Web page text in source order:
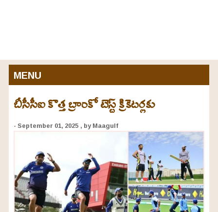
MENU
బీసీసీఐ కొత్త బ్రాంకో టెస్ట్ క్రికెటర్లకు
- September 01, 2025 , by Maagulf